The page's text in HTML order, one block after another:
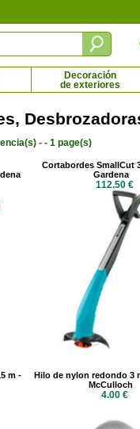
Decoración
de exteriores
Rosal paisajístico
4.27
- - 1 page(s)
Cortabordes SmallCut
Gardena
112.50 €
m -
Hilo de nylon redondo 3
McCulloch
4.00 €